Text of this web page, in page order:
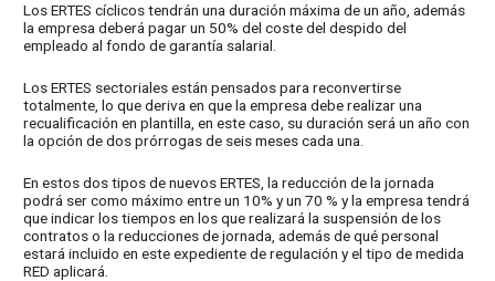
Los ERTES cíclicos tendrán una duración máxima de un año, además
la empresa deberá pagar un 50% del coste del despido del
empleado al fondo de garantía salarial.
Los ERTES sectoriales están pensados para reconvertirse
totalmente, lo que deriva en que la empresa debe realizar una
recualificación en plantilla, en este caso, su duración será un año con
la opción de dos prórrogas de seis meses cada una.
En estos dos tipos de nuevos ERTES, la reducción de la jornada
podrá ser como máximo entre un 10% y un 70 % y la empresa tendrá
que indicar los tiempos en los que realizará la suspensión de los
contratos o la reducciones de jornada, además de qué personal
estará incluido en este expediente de regulación y el tipo de medida
RED aplicará.